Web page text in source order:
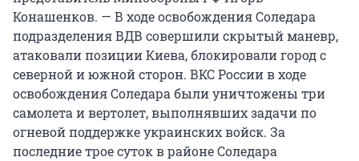
Конашенков. — В ходе освобождения Соледара
подразделения ВДВ совершили скрытый маневр,
атаковали позиции Киева, блокировали город с
северной и южной сторон. ВКС России в ходе
освобождения Соледара были уничтожены три
самолета и вертолет, выполнявших задачи по
огневой поддержке украинских войск. За
последние трое суток в районе Соледара